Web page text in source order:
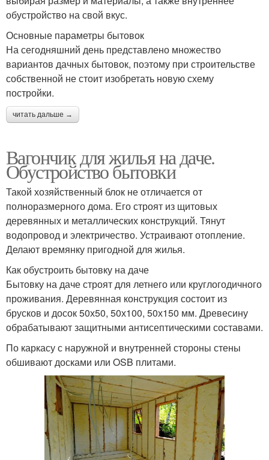
обустройство на свой вкус.
Основные параметры бытовок
На сегодняшний день представлено множество
вариантов дачных бытовок, поэтому при строительстве
собственной не стоит изобретать новую схему
постройки.
читать дальше →
Вагончик для жилья на даче.
Обустройство бытовки
Такой хозяйственный блок не отличается от
полноразмерного дома. Его строят из щитовых
деревянных и металлических конструкций. Тянут
водопровод и электричество. Устраивают отопление.
Делают времянку пригодной для жилья.
Как обустроить бытовку на даче
Бытовку на даче строят для летнего или круглогодичного
проживания. Деревянная конструкция состоит из
брусков и досок 50х50, 50х100, 50х150 мм. Древесину
обрабатывают защитными антисептическими составами.
По каркасу с наружной и внутренней стороны стены
обшивают досками или OSB плитами.